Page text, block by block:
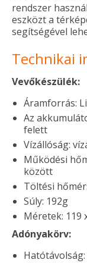
rendszer
eszközt a
segítségével
Technikai
Vevőkészülék:
Áramforrás:
Az
felett
Vízállóság:
Működési
között
Töltési
Súly: 192g
Méretek: 119
Adónyakörv: